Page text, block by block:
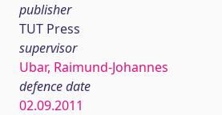
publisher
TUT Press
supervisor
Ubar, Raimund-Johannes
defence date
02.09.2011